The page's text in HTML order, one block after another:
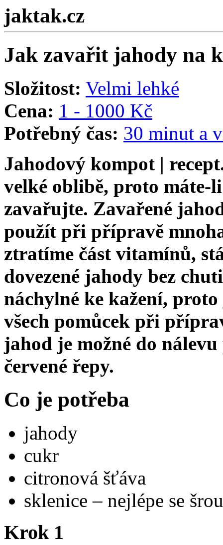
jaktak.cz
Jak zavařit jahody na
Složitost: Velmi lehké
Cena: 1 - 1000 Kč
Potřebný čas: 30 minut a
Jahodový kompot | recept
velké oblibě, proto máte-
zavařujte. Zavařené
použít při přípravě
ztratíme část vitamínů,
dovezené jahody bez
náchylné ke kažení,
všech pomůcek při
jahod je možné do
červené řepy.
Co je potřeba
jahody
cukr
citronová šťáva
sklenice – nejlépe se
Krok 1